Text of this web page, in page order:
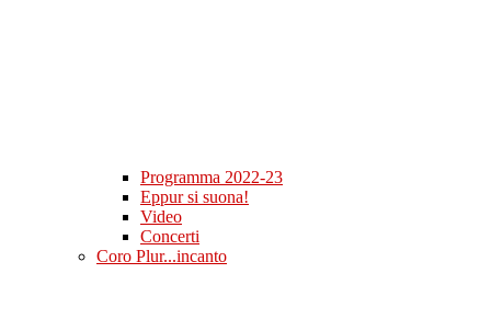
Programma 2022-23
Eppur si suona!
Video
Concerti
Coro Plur...incanto